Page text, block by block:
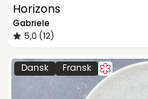
Horizons
Gabriele
5,0 (12)
Dansk Fransk